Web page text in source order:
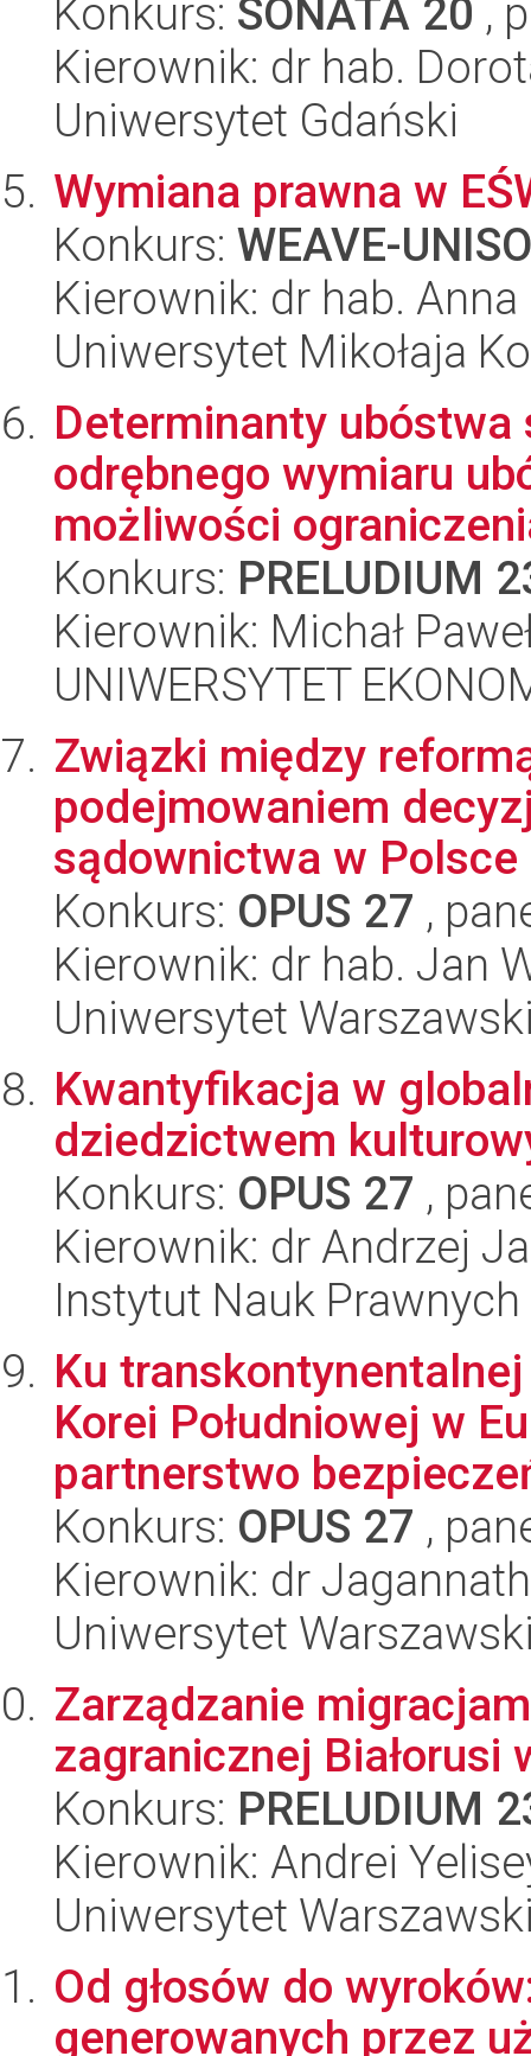
Konkurs: SONATA 20 ,
Kierownik: dr hab.
Uniwersytet Gdański
Wymiana prawna w
Konkurs: WEAVE-
Kierownik: dr hab.
Uniwersytet Mikołaja
Determinanty
odrębnego wymiaru
możliwości
Konkurs: PRELUDIUM
Kierownik: Michał
UNIWERSYTET
Związki między
podejmowaniem
sądownictwa w Polsce
Konkurs: OPUS 27 ,
Kierownik: dr hab. Jan
Uniwersytet
Kwantyfikacja w
dziedzictwem
Konkurs: OPUS 27 ,
Kierownik: dr Andrzej
Instytut Nauk Prawnych
Ku
Korei Południowej w
partnerstwo
Konkurs: OPUS 27 ,
Kierownik: dr
Uniwersytet
Zarządzanie
zagranicznej Białorusi
Konkurs: PRELUDIUM
Kierownik: Andrei
Uniwersytet
Od głosów do
generowanych przez